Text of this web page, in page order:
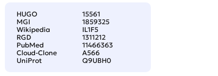
HUGO
15561
MGI
1859325
Wikipedia
IL1F5
RGD
1311212
PubMed
11466363
Cloud-Clone
A566
UniProt
Q9UBH0